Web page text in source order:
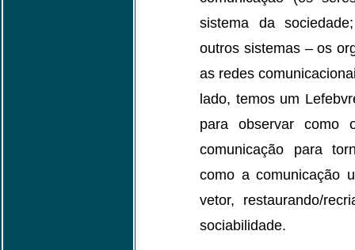
sistema da
outros sistemas – os
as redes
lado, temos um
para observar como
comunicação para
como a comunicação
vetor, restaurando/
sociabilidade.